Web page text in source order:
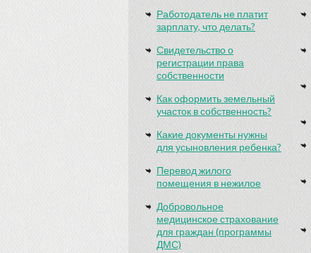
Работодатель не платит
зарплату, что делать?
Свидетельство о
регистрации права
собственности
Как оформить земельный
участок в собственность?
Какие документы нужны
для усыновления ребенка?
Перевод жилого
помещения в нежилое
Добровольное
медицинское страхование
для граждан (программы
ДМС)